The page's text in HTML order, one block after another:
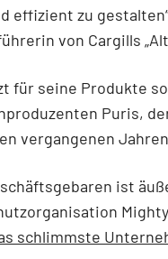
effizient zu
von Cargills
für seine Produkte
Puris,
vergangenen
ist
schlimmste